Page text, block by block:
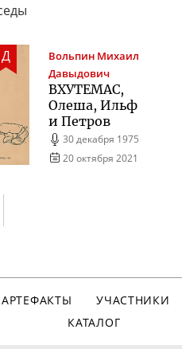
Д Вольпин Михаил
Давыдович
ВХУТЕМАС,
Олеша, Ильф
и Петров
30 декабря 1975
20 октября 2021
АРТЕФАКТЫ
УЧАСТНИКИ
КАТАЛОГ